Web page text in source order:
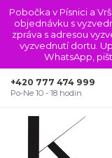
Pobočka v Písnici a
objednávku s
zpráva s adresou
vyzvednutí dortu.
WhatsApp,
+420 777 474 999
Po-Ne 10 - 18 hodin